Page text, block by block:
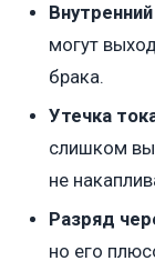
могут
брака.
Утечка
слишком
не
Разряд
но его